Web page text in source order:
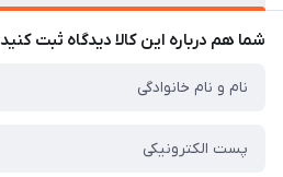
شما هم درباره این کالا دیدگاه ثبت کنید